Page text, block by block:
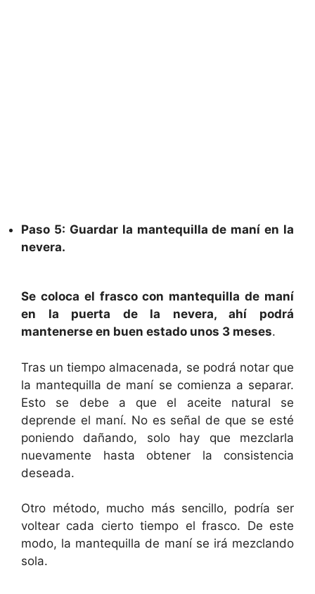
Paso 5: Guardar la mantequilla de maní en la
nevera.
Se coloca el frasco con mantequilla de maní
en la puerta de la nevera, ahí podrá
mantenerse en buen estado unos 3 meses.
Tras un tiempo almacenada, se podrá notar que
la mantequilla de maní se comienza a separar.
Esto se debe a que el aceite natural se
deprende el maní. No es señal de que se esté
poniendo dañando, solo hay que mezclarla
nuevamente hasta obtener la consistencia
deseada.
Otro método, mucho más sencillo, podría ser
voltear cada cierto tiempo el frasco. De este
modo, la mantequilla de maní se irá mezclando
sola.